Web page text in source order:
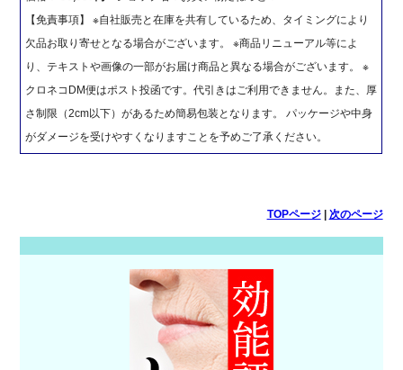
【免責事項】 ※自社販売と在庫を共有しているため、タイミングにより
欠品お取り寄せとなる場合がございます。 ※商品リニューアル等によ
り、テキストや画像の一部がお届け商品と異なる場合がございます。 ※
クロネコDM便はポスト投函です。代引きはご利用できません。また、厚
さ制限（2cm以下）があるため簡易包装となります。 パッケージや中身
がダメージを受けやすくなりますことを予めご了承ください。
TOPページ| 次のページ